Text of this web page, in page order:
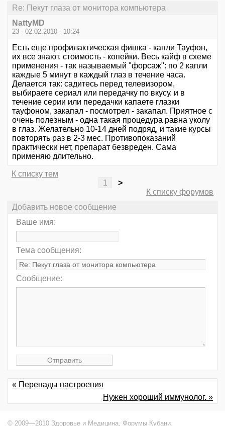
Re: Пекут глаза от монитора компьютера
NattyMD
23 - 02.02.2010 - 10:24
Есть еще профилактическая фишка - капли Тауфон,
их все знают. стоимость - копейки. Весь кайф в схеме
применения - так называемый "форсаж": по 2 капли
каждые 5 минут в каждый глаз в течение часа.
Делается так: садитесь перед телевизором,
выбираете сериал или передачку по вкусу. и в
течение серии или передачки капаете глазки
тауфоном, закапал - посмотрел - закапал. Приятное с
очень полезным - одна такая процедура равна уколу
в глаз. Желательно 10-14 дней подряд, и такие курсы
повторять раз в 2-3 мес. Противопоказаний
практически нет, препарат безвреден. Сама
применяю длительно.
К списку тем
1
>
К списку форумов
Добавить новое сообщение
Ваше имя:
Тема сообщения:
Сообщение:
« Перепады настроения
Нужен хороший иммунолог. »
© 2009—2010 Здоровье и Медицина, Форумы Кубани.